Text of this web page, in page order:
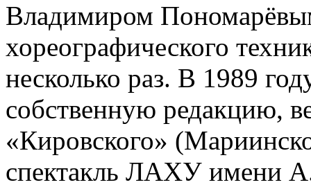
Владимиром
хореографического
несколько раз. В 1989
собственную редакцию,
«Кировского»
спектакль ЛАХУ имени